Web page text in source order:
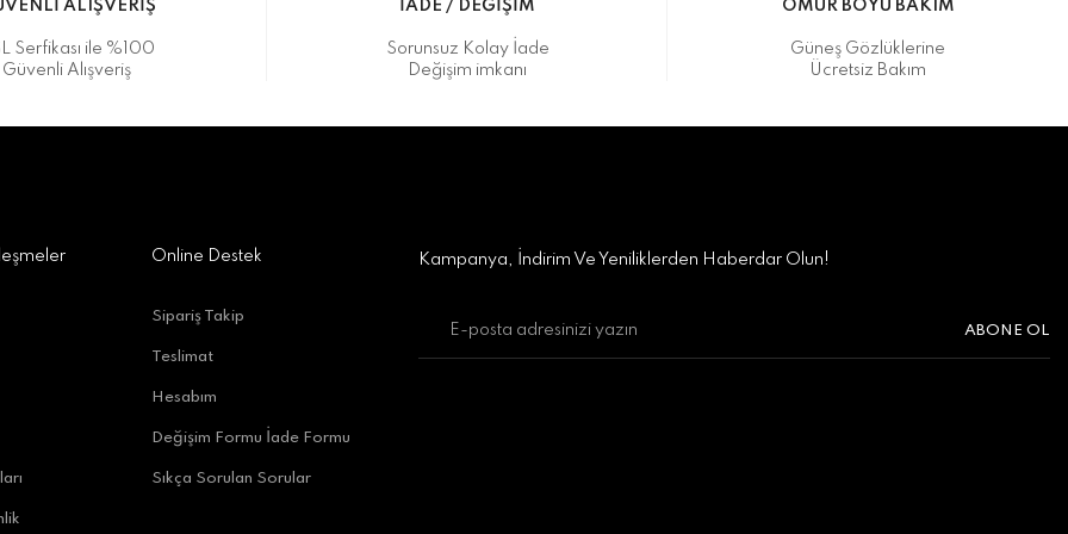
Antalya
ALIŞVERİŞ
Serfikası ile %100
Güvenli Alışveriş
İADE / DEĞİŞİM
Sorunsuz Kolay İade
Değişim imkanı
ÖMÜR BOYU BAKIM
Güneş Gözlüklerine
Ücretsiz Bakım
Online Destek
Sipariş Takip
Teslimat
Hesabım
Değişim Formu İade Formu
Sıkça Sorulan Sorular
Kampanya, İndirim Ve Yeniliklerden Haberdar Olun!
ABONE OL